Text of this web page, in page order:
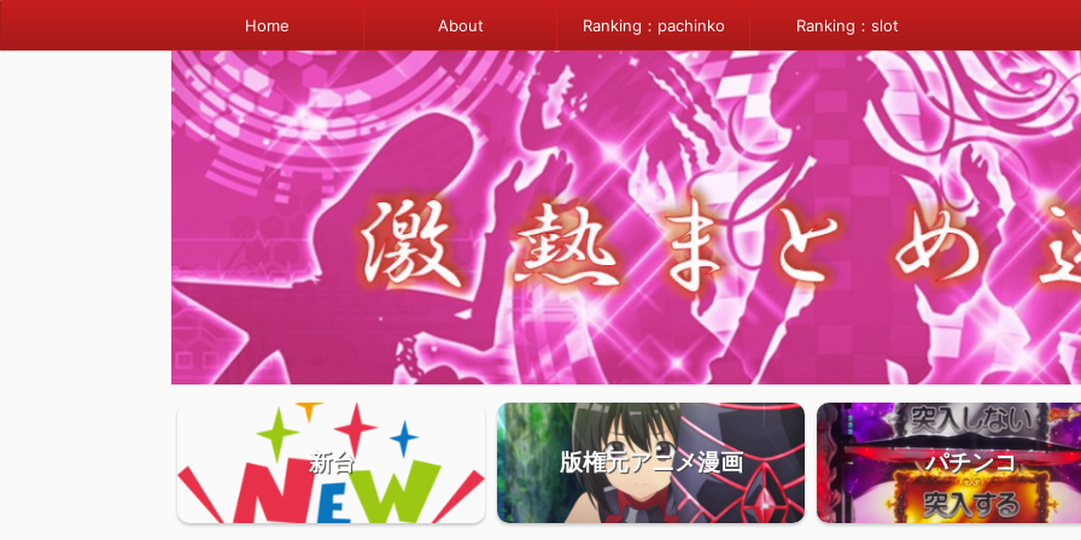
Home About Ranking：pachinko Ranking：slot
新台 版権元アニメ漫画 パチンコ